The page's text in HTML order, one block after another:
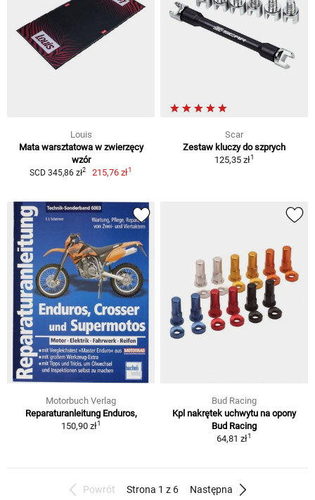
Louis
Mata warsztatowa w zwierzęcy
wzór
SCD 345,86 zł2 215,76 zł1
Scar
Zestaw kluczy do szprych
125,35 zł1
Motorbuch Verlag
Reparaturanleitung Enduros,
150,90 zł1
Bud Racing
Kpl nakrętek uchwytu na opony
Bud Racing
64,81 zł1
Powrót Strona 1 z 6 Następna